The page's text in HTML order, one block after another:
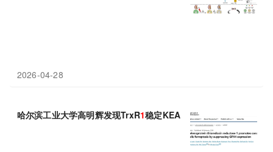
2026-04-28
哈尔滨工业大学高明辉发现TrxR1稳定KEAP 1促NRF2降解，下调